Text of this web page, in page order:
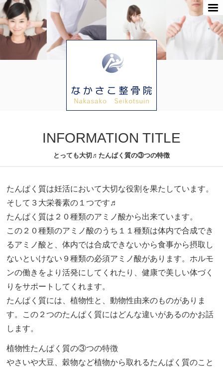
INFORMATION TITLE
とっても大切♬たんぱく質の③つの特徴
たんぱく質は妊活において大切な役割を果たしています。
そして３大栄養素の１つです♬
たんぱく質は２０種類のアミノ酸から出来ています。
この２０種類のアミノ酸のうち１１種類は体内で合成でき
るアミノ酸と、体内では合成できないから食事から摂取し
ないといけない９種類の必須アミノ酸があります。ホルモ
ンの働きをより活発にしてくれたり、健康で美しい体づく
りをサポートしてくれます。
たんぱく質には、植物性と、動物性由来のものがありま
す。この２つのたんぱく質にはどんな違いがあるのかお話
します。
植物性たんぱく質の③つの特徴
やさいや大豆、穀物など植物から取れるたんぱく質のこと